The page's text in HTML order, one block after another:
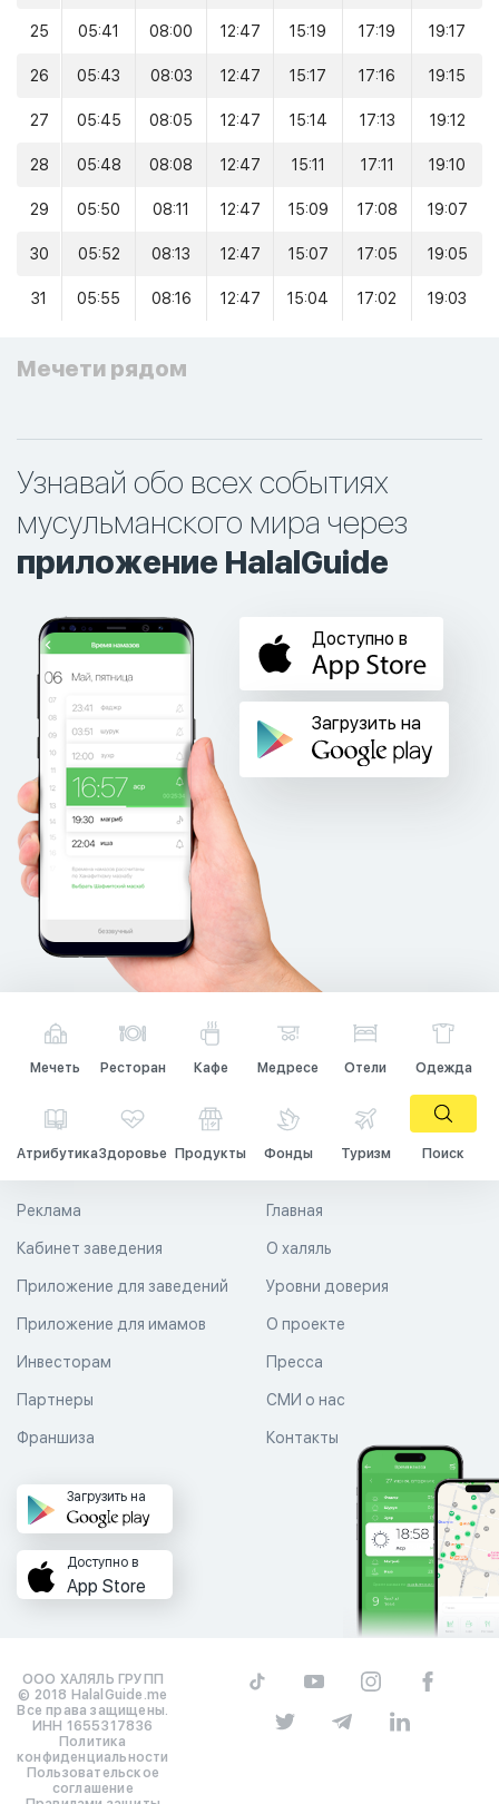
25 05:41 08:00 12:47 15:19 17:19 19:17
26 05:43 08:03 12:47 15:17 17:16 19:15
27 05:45 08:05 12:47 15:14 17:13 19:12
28 05:48 08:08 12:47 15:11 17:11 19:10
29 05:50 08:11 12:47 15:09 17:08 19:07
30 05:52 08:13 12:47 15:07 17:05 19:05
31 05:55 08:16 12:47 15:04 17:02 19:03
Мечети рядом
Узнавай обо всех событиях
мусульманского мира через
приложение HalalGuide
Доступно в
Загрузить на
Мечеть Ресторан Кафе Медресе Отели Одежда
АтрибутикаЗдоровье Продукты Фонды Туризм Поиск
Главная
О халяль
Уровни доверия
Реклама
Кабинет заведения
Приложение для заведений
Приложение для имамов О проекте
Пресса
СМИ о нас
Контакты
Инвесторам
Партнеры
Франшиза
Загрузить на
Доступно в
App Store
ООО ХАЛЯЛЬ ГРУПП
© 2018 HalalGuide.me
Все права защищены.
ИНН 1655317836
Политика
конфиденциальности
Пользовательское
соглашение